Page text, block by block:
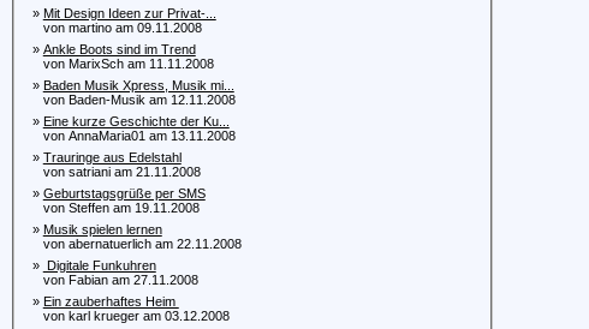
» Mit Design Ideen zur Privat-...
von martino am 09.11.2008
» Ankle Boots sind im Trend
von MarixSch am 11.11.2008
» Baden Musik Xpress, Musik mi...
von Baden-Musik am 12.11.2008
» Eine kurze Geschichte der Ku...
von AnnaMaria01 am 13.11.2008
» Trauringe aus Edelstahl
von satriani am 21.11.2008
» Geburtstagsgrüße per SMS
von Steffen am 19.11.2008
» Musik spielen lernen
von abernatuerlich am 22.11.2008
» Digitale Funkuhren
von Fabian am 27.11.2008
» Ein zauberhaftes Heim
von karl krueger am 03.12.2008